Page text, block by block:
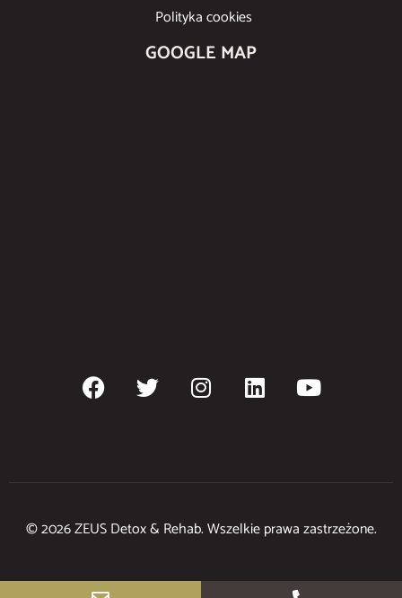
Polityka cookies
GOOGLE MAP
© 2026 ZEUS Detox & Rehab. Wszelkie prawa zastrzeżone.